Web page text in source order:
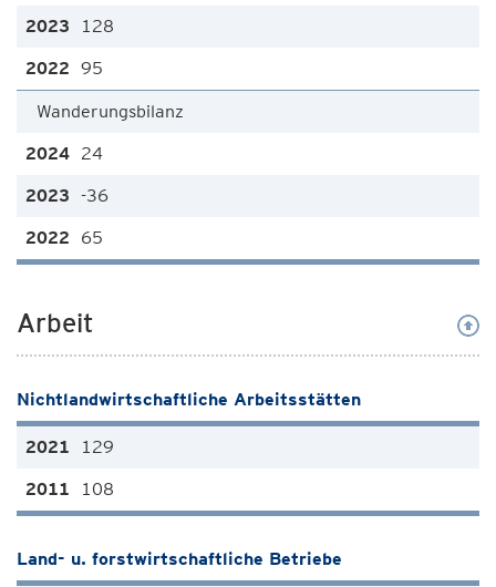
128
95
Wanderungsbilanz
24
-36
65
Arbeit
Nichtlandwirtschaftliche Arbeitsstätten
129
108
Land- u. forstwirtschaftliche Betriebe